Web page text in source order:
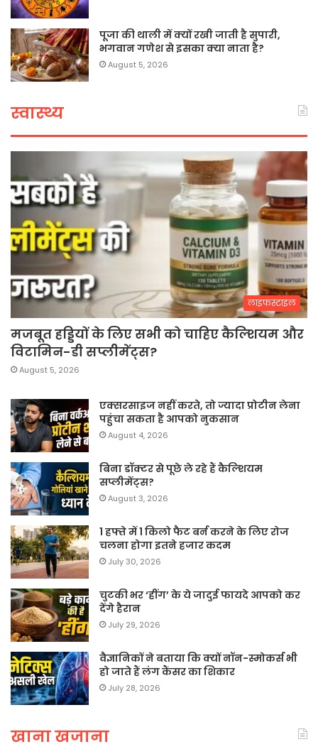
पूजा की थाली में क्यों रखी जाती है सुपारी,
भगवान गणेश से इसका क्या नाता है?
August 5, 2026
स्वास्थ्य
लाइफस्टाइल
मजबूत हड्डियों के लिए सभी को चाहिए कैल्शियम और
विटामिन-डी सप्लीमेंट्स?
August 5, 2026
एक्सरसाइज नहीं करते, तो ज्यादा प्रोटीन लेना
पहुंचा सकता है आपको नुकसान
August 4, 2026
बिना डॉक्टर से पूछे ले रहे हैं कैल्शियम
सप्लीमेंट्स?
August 3, 2026
1 हफ्ते में 1 किलो फैट बर्न करने के लिए रोज
चलना होगा इतने हजार कदम
July 30, 2026
चुटकी भर ‘हींग’ के ये जादुई फायदे आपको कर
देंगे हैरान
July 29, 2026
वैज्ञानिकों ने बताया कि क्यों नॉन-स्मोकर्स भी
हो जाते हैं लंग कैंसर का शिकार
July 28, 2026
खाना खजाना